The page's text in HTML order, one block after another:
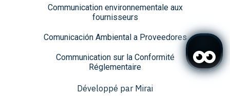
Communication environnementale aux
fournisseurs
Comunicación Ambiental a Proveedores
Communication sur la Conformité
Réglementaire
Développé par Mirai